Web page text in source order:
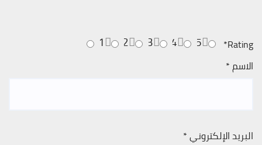
Rating
*
5
4
3
2
1
الاسم*
البريد الإلكتروني*